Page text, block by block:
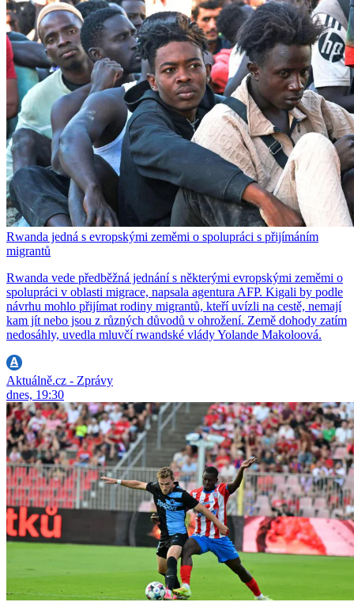
Rwanda jedná s evropskými zeměmi o spolupráci s přijímáním
migrantů
Rwanda vede předběžná jednání s některými evropskými zeměmi o
spolupráci v oblasti migrace, napsala agentura AFP. Kigali by podle
návrhu mohlo přijímat rodiny migrantů, kteří uvízli na cestě, nemají
kam jít nebo jsou z různých důvodů v ohrožení. Země dohody zatím
nedosáhly, uvedla mluvčí rwandské vlády Yolande Makoloová.
Aktuálně.cz - Zprávy
dnes, 19:30